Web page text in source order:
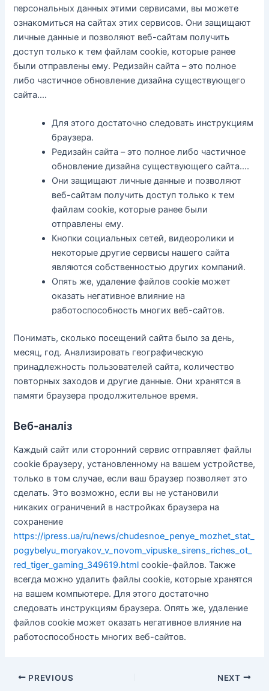
персональных данных этими сервисами, вы можете
ознакомиться на сайтах этих сервисов. Они защищают
личные данные и позволяют веб-сайтам получить
доступ только к тем файлам cookie, которые ранее
были отправлены ему. Редизайн сайта – это полное
либо частичное обновление дизайна существующего
сайта….
Для этого достаточно следовать инструкциям
браузера.
Редизайн сайта – это полное либо частичное
обновление дизайна существующего сайта….
Они защищают личные данные и позволяют
веб-сайтам получить доступ только к тем
файлам cookie, которые ранее были
отправлены ему.
Кнопки социальных сетей, видеоролики и
некоторые другие сервисы нашего сайта
являются собственностью других компаний.
Опять же, удаление файлов cookie может
оказать негативное влияние на
работоспособность многих веб-сайтов.
Понимать, сколько посещений сайта было за день,
месяц, год. Анализировать географическую
принадлежность пользователей сайта, количество
повторных заходов и другие данные. Они хранятся в
памяти браузера продолжительное время.
Веб-аналіз
Каждый сайт или сторонний сервис отправляет файлы
cookie браузеру, установленному на вашем устройстве,
только в том случае, если ваш браузер позволяет это
сделать. Это возможно, если вы не установили
никаких ограничений в настройках браузера на
сохранение
https://ipress.ua/ru/news/chudesnoe_penye_mozhet_stat_
pogybelyu_moryakov_v_novom_vipuske_sirens_riches_ot_
red_tiger_gaming_349619.html cookie-файлов. Также
всегда можно удалить файлы cookie, которые хранятся
на вашем компьютере. Для этого достаточно
следовать инструкциям браузера. Опять же, удаление
файлов cookie может оказать негативное влияние на
работоспособность многих веб-сайтов.
Post
PREVIOUS NEXT